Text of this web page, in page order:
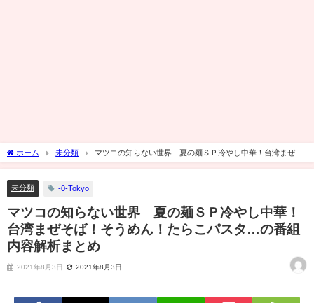
ホーム 未分類
マツコの知らない世界 夏の麺ＳＰ冷やし中華！台湾まぜそ
ば！そうめん！たらこパスタ…の番組内容解析まとめ
未分類 -0-Tokyo
マツコの知らない世界 夏の麺ＳＰ冷やし中華！
台湾まぜそば！そうめん！たらこパスタ…の番組
内容解析まとめ
2021年8月3日 2021年8月3日